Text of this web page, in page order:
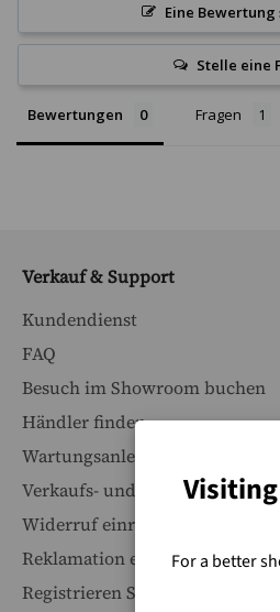
Eine
Stelle eine
Bewertungen Fragen
Verkauf & Support
Kundendienst
FAQ
Besuch im Showroom buchen
Händler finden
Wartungsanleitungen
Verkaufs- und
Widerruf einreichen
Reklamation erstellen
Registrieren Sie Ihr Produkt
For a better